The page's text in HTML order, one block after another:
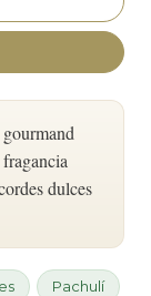
dulces
Pachulí